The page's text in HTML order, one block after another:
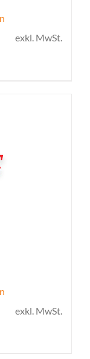
exkl. MwSt.
exkl. MwSt.